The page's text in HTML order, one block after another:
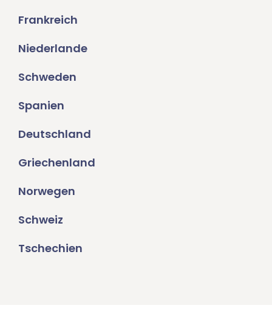
Frankreich
Niederlande
Schweden
Spanien
Deutschland
Griechenland
Norwegen
Schweiz
Tschechien